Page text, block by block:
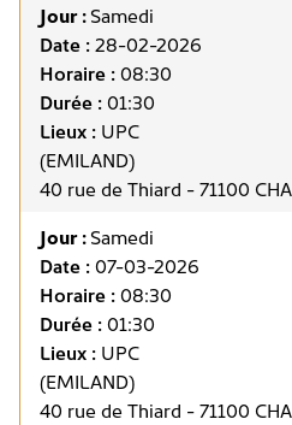
Jour :Samedi
Date :28-02-2026
Horaire :08:30
Durée :01:30
Lieux : UPC
(EMILAND)
40 rue de Thiard - 71100
Jour :Samedi
Date :07-03-2026
Horaire :08:30
Durée :01:30
Lieux : UPC
(EMILAND)
40 rue de Thiard - 71100